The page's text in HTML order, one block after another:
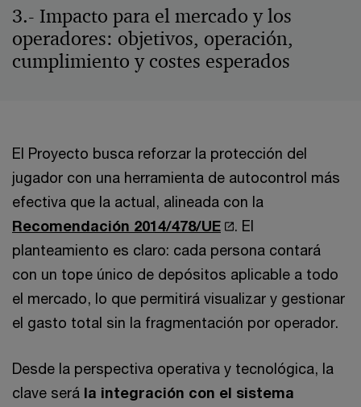
3.- Impacto para el mercado y los
operadores: objetivos, operación,
cumplimiento y costes esperados
El Proyecto busca reforzar la protección del
jugador con una herramienta de autocontrol más
efectiva que la actual, alineada con la
Recomendación 2014/478/UE
. El
planteamiento es claro: cada persona contará
con un tope único de depósitos aplicable a todo
el mercado, lo que permitirá visualizar y gestionar
el gasto total sin la fragmentación por operador.
Desde la perspectiva operativa y tecnológica, la
clave será la integración con el sistema